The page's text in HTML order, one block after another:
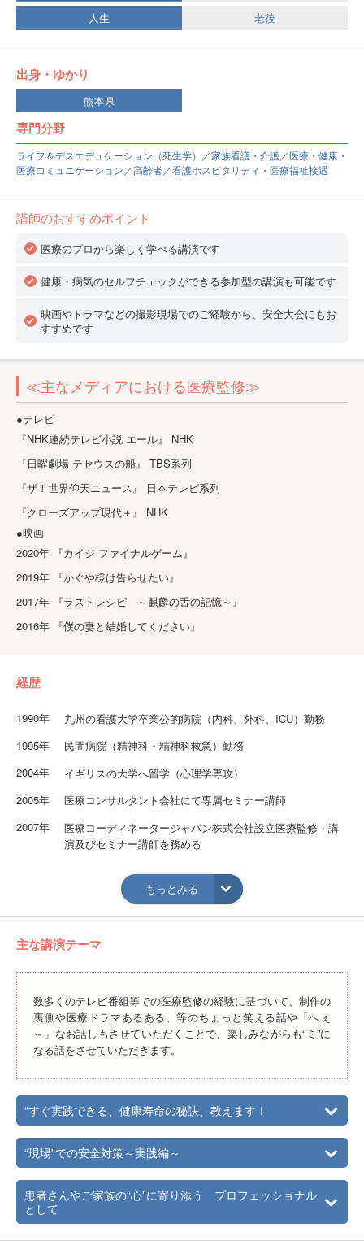
人生
老後
出身・ゆかり
熊本県
専門分野
ライフ＆デスエデュケーション（死生学）／家族看護・介護／医療・健康・
医療コミュニケーション／高齢者／看護ホスピタリティ・医療福祉接遇
講師のおすすめポイント
医療のプロから楽しく学べる講演です
健康・病気のセルフチェックができる参加型の講演も可能です
映画やドラマなどの撮影現場でのご経験から、安全大会にもお
すすめです
≪主なメディアにおける医療監修≫
●テレビ
『NHK連続テレビ小説 エール』 NHK
『日曜劇場 テセウスの船』 TBS系列
『ザ！世界仰天ニュース』 日本テレビ系列
『クローズアップ現代＋』 NHK
●映画
2020年 『カイジ ファイナルゲーム』
2019年 『かぐや様は告らせたい』
2017年 『ラストレシピ ～麒麟の舌の記憶～』
2016年 『僕の妻と結婚してください』
経歴
1990年
九州の看護大学卒業公的病院（内科、外科、ICU）勤務
1995年
民間病院（精神科・精神科救急）勤務
2004年
イギリスの大学へ留学（心理学専攻）
2005年
医療コンサルタント会社にて専属セミナー講師
2007年
医療コーディネータージャパン株式会社設立医療監修・講
演及びセミナー講師を務める
立教大学セカンドステージ大学兼任講師
【所有資格】 看護師免許、救急救命士、医療コーディネー
ター、愛玩動物飼養管理士、臨床実習指導認定看護師 な
会、日本医学ジャーナリスト協会 など
もっとみる
主な講演テーマ
数多くのテレビ番組等での医療監修の経験に基づいて、制作の
裏側や医療ドラマあるある、等のちょっと笑える話や「へぇ
～」なお話しもさせていただくことで、楽しみながらも“ミ”に
なる話をさせていただきます。
“すぐ実践できる、健康寿命の秘訣、教えます！
“現場”での安全対策～実践編～
患者さんやご家族の“心”に寄り添う プロフェッショナル
として